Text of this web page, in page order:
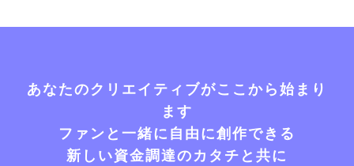
あなたのクリエイティブがここから始まり
ます
ファンと一緒に自由に創作できる
新しい資金調達のカタチと共に